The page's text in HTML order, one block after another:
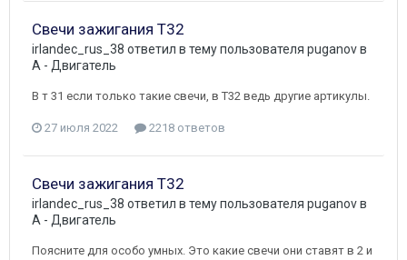
Свечи зажигания Т32
irlandec_rus_38 ответил в тему пользователя puganovв
A - Двигатель
В т 31 если только такие свечи, в Т32 ведь другие артикулы.
27 июля 2022 2218 ответов
Свечи зажигания Т32
irlandec_rus_38 ответил в тему пользователя puganovв
A - Двигатель
Поясните для особо умных. Это какие свечи они ставят в 2 и